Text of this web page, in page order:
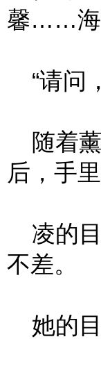
馨……
“请问
随着薰
后，手
凌的目
不差。
她的目